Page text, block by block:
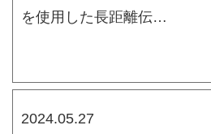
を使用した長距離伝…
2024.05.27